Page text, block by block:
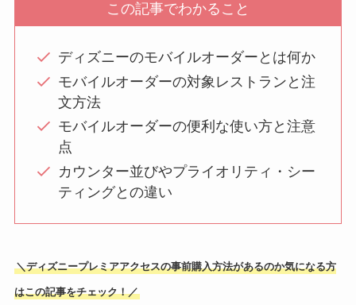
この記事でわかること
ディズニーのモバイルオーダーとは何か
モバイルオーダーの対象レストランと注
文方法
モバイルオーダーの便利な使い方と注意
点
カウンター並びやプライオリティ・シー
ティングとの違い
＼ディズニープレミアアクセスの事前購入方法があるのか気になる方
はこの記事をチェック！／